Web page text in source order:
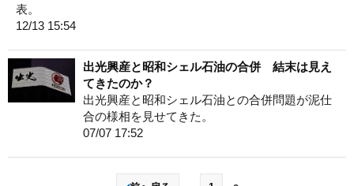
表。
12/13 15:54
出光興産と昭和シェル石油の合併 結末は見え
てきたのか？
出光興産と昭和シェル石油との合併問題が泥仕
合の様相を見せてきた。
07/07 17:52